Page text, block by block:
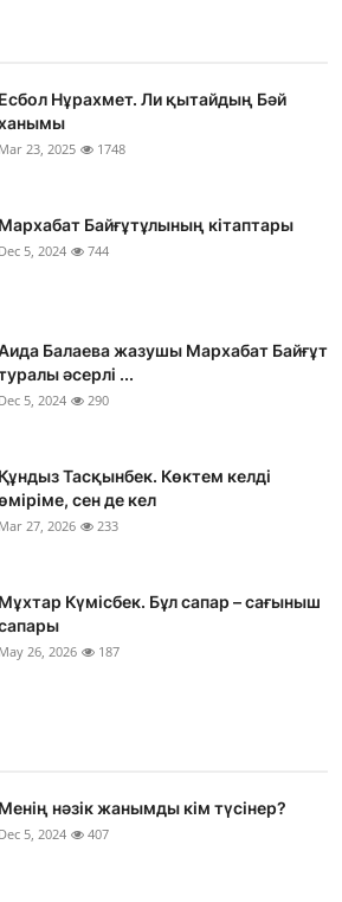
Есбол Нұрахмет. Ли қытайдың Бәй
Mar 23, 2025 1748
Мархабат Байғұтұлының кітаптары
Dec 5, 2024 744
Балаева жазушы Мархабат Байғұт
әсерлі ...
Dec 5, 2024 290
Құндыз Тасқынбек. Көктем келді
сен де кел
Mar 27, 2026 233
Мұхтар Күмісбек. Бұл сапар – сағыныш
May 26, 2026 187
Менің нәзік жанымды кім түсінер?
Dec 5, 2024 407